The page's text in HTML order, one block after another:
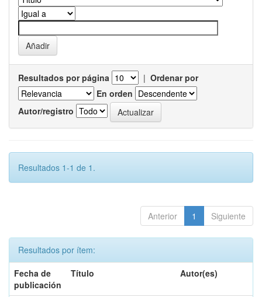
Resultados por página | Ordenar por
En orden
Autor/registro
Resultados 1-1 de 1.
Anterior 1 Siguiente
Resultados por ítem:
Fecha de
publicación
Título Autor(es)